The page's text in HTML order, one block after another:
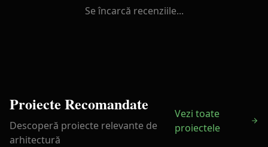
Se încarcă recenziile...
Proiecte Recomandate
Descoperă proiecte relevante de
arhitectură
Vezi toate
proiectele